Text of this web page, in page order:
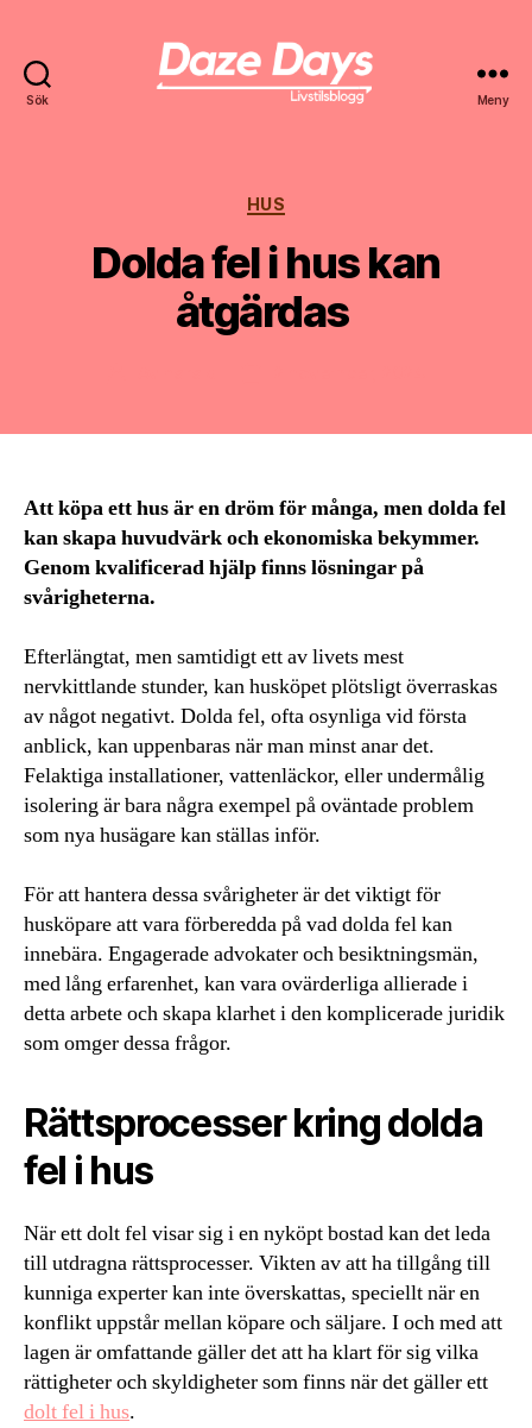
Sök Meny
Kategorier
HUS
Dolda fel i hus kan
åtgärdas
Att köpa ett hus är en dröm för många, men dolda fel
kan skapa huvudvärk och ekonomiska bekymmer.
Genom kvalificerad hjälp finns lösningar på
svårigheterna.
Efterlängtat, men samtidigt ett av livets mest
nervkittlande stunder, kan husköpet plötsligt överraskas
av något negativt. Dolda fel, ofta osynliga vid första
anblick, kan uppenbaras när man minst anar det.
Felaktiga installationer, vattenläckor, eller undermålig
isolering är bara några exempel på oväntade problem
som nya husägare kan ställas inför.
För att hantera dessa svårigheter är det viktigt för
husköpare att vara förberedda på vad dolda fel kan
innebära. Engagerade advokater och besiktningsmän,
med lång erfarenhet, kan vara ovärderliga allierade i
detta arbete och skapa klarhet i den komplicerade juridik
som omger dessa frågor.
Rättsprocesser kring dolda
fel i hus
När ett dolt fel visar sig i en nyköpt bostad kan det leda
till utdragna rättsprocesser. Vikten av att ha tillgång till
kunniga experter kan inte överskattas, speciellt när en
konflikt uppstår mellan köpare och säljare. I och med att
lagen är omfattande gäller det att ha klart för sig vilka
rättigheter och skyldigheter som finns när det gäller ett
dolt fel i hus.